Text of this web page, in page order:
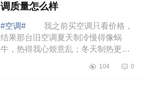
调质量怎么样
#空调#
我之前买空调只看价格，
结果那台旧空调夏天制冷慢得像蜗
牛，热得我心烦意乱；冬天制热更是
电费还高得吓人，简直就是“电老虎”。
104 0